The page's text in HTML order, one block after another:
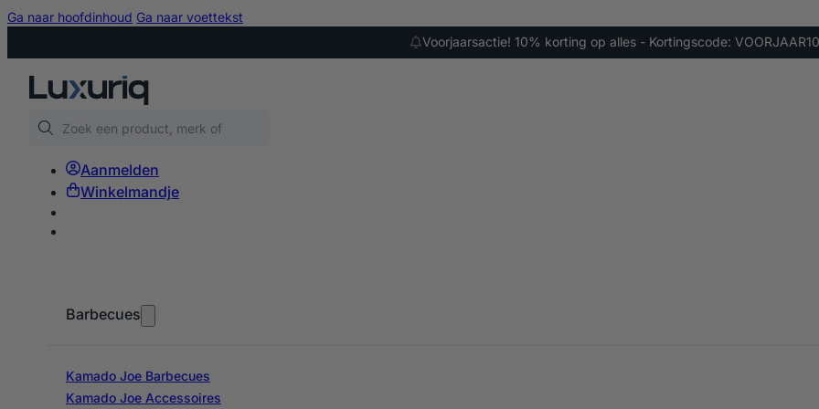
Ga naar hoofdinhoud Ga naar voettekst
Voorjaarsactie! 10% korting op alles - Kortingscode: VOORJAAR10
Zoeken
Aanmelden
Winkelmandje
Barbecues
Kamado Joe Barbecues
Kamado Joe Accessoires